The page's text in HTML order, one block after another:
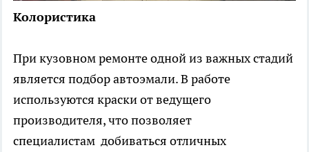
Колористика
При кузовном ремонте одной из важных стадий
является подбор автоэмали. В работе
используются краски от ведущего
производителя, что позволяет
специалистам добиваться отличных